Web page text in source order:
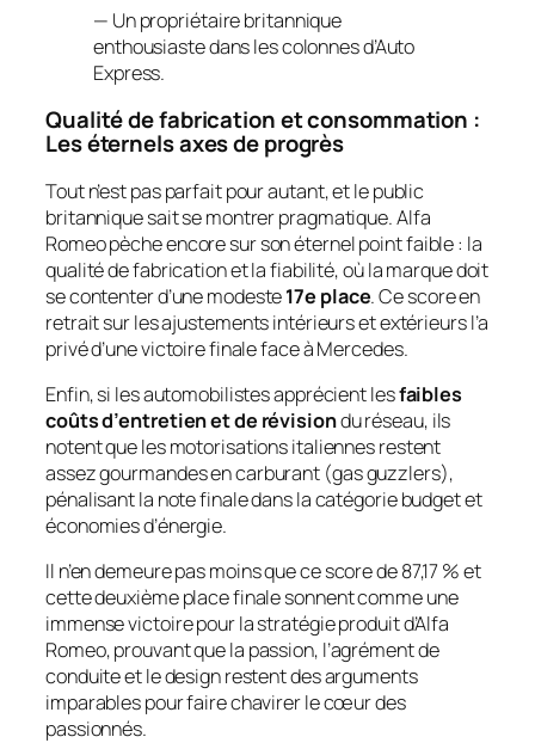
— Un propriétaire britannique
enthousiaste dans les colonnes d’Auto
Express.
Qualité de fabrication et consommation :
Les éternels axes de progrès
Tout n’est pas parfait pour autant, et le public
britannique sait se montrer pragmatique. Alfa
Romeo pèche encore sur son éternel point faible : la
qualité de fabrication et la fiabilité, où la marque doit
se contenter d’une modeste17e place. Ce score en
retrait sur les ajustements intérieurs et extérieurs l’a
privé d’une victoire finale face à Mercedes.
Enfin, si les automobilistes apprécient lesfaibles
coûts d’entretien et de révisiondu réseau, ils
notent que les motorisations italiennes restent
assez gourmandes en carburant (gas guzzlers),
pénalisant la note finale dans la catégorie budget et
économies d’énergie.
Il n’en demeure pas moins que ce score de 87,17 % et
cette deuxième place finale sonnent comme une
immense victoire pour la stratégie produit d’Alfa
Romeo, prouvant que la passion, l’agrément de
conduite et le design restent des arguments
imparables pour faire chavirer le cœur des
passionnés.